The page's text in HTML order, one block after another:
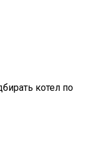
котел по